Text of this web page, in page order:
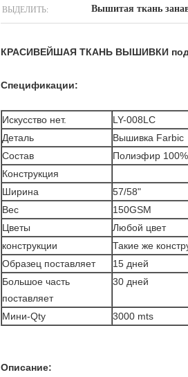
ВЫДЕЛИТЬ: Вышитая ткань
КРАСИВЕЙШАЯ ТКАНЬ ВЫШИВКИ
Спецификации:
Искусство нет.
LY-008LC
Деталь
Вышивка Farbic
Состав
Полиэфир 100%
Конструкция
Ширина
57/58"
Вес
150GSM
Цветы
Любой цвет
конструкции
Такие же
Образец поставляет
15 дней
Большое часть
поставляет
30 дней
Мини-Qty 3000 mts
Описание: